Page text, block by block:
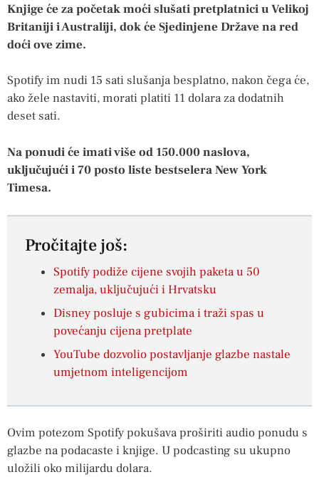
Knjige će za početak moći slušati pretplatnici u Velikoj
Britaniji i Australiji, dok će Sjedinjene Države na red
doći ove zime.
Spotify im nudi 15 sati slušanja besplatno, nakon čega će,
ako žele nastaviti, morati platiti 11 dolara za dodatnih
deset sati.
Na ponudi će imati više od 150.000 naslova,
uključujući i 70 posto liste bestselera New York
Timesa.
Pročitajte još:
Spotify podiže cijene svojih paketa u 50
zemalja, uključujući i Hrvatsku
Disney posluje s gubicima i traži spas u
povećanju cijena pretplate
YouTube dozvolio postavljanje glazbe nastale
umjetnom inteligencijom
Ovim potezom Spotify pokušava proširiti audio ponudu s
glazbe na podacaste i knjige. U podcasting su ukupno
uložili oko milijardu dolara.